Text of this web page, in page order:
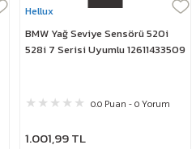
Hellux
BMW Yağ Seviye Sensörü 520i
528i 7 Serisi Uyumlu 12611433509
0.0 Puan - 0 Yorum
1.001,99 TL